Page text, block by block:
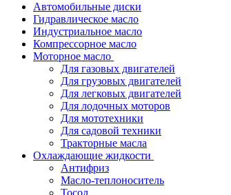
Автомобильные диски
Гидравлическое масло
Индустриальное масло
Компрессорное масло
Моторное масло
Для газовых двигателей
Для грузовых двигателей
Для легковых двигателей
Для лодочных моторов
Для мототехники
Для садовой техники
Тракторные масла
Охлаждающие жидкости
Антифриз
Масло-теплоноситель
Тосол